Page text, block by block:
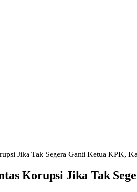
Jika Tak Segera Ganti Ketua KPK,
Korupsi Jika Tak